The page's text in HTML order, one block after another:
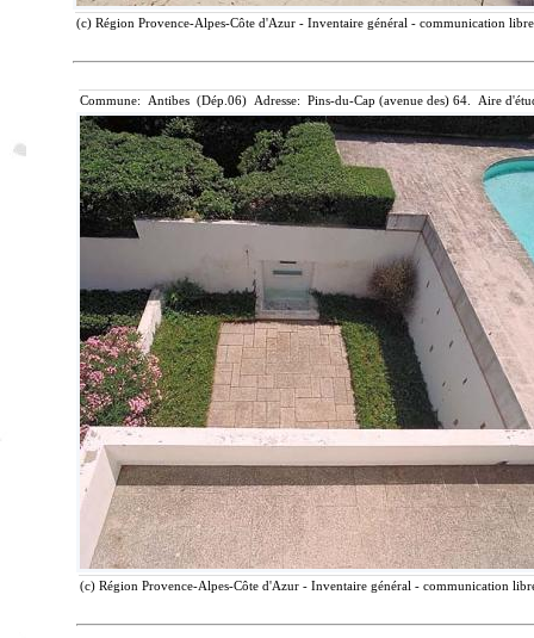
(c) Région Provence-Alpes-Côte d'Azur - Inventaire général - communication
Commune: Antibes (Dép.06) Adresse: Pins-du-Cap (avenue des) 64. Aire
(c) Région Provence-Alpes-Côte d'Azur - Inventaire général - communication